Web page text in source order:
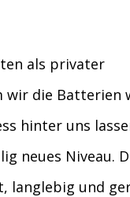
als privater
wir die Batterien
hinter uns
neues Niveau.
langlebig und